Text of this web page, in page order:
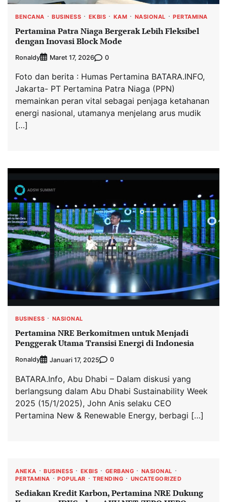
BENCANA BUSINESS EKBIS KAM NASIONAL PERTAMINA
Pertamina Patra Niaga Bergerak Lebih Fleksibel
dengan Inovasi Block Mode
Ronaldy Maret 17, 2026 0
Foto dan berita : Humas Pertamina BATARA.INFO,
Jakarta- PT Pertamina Patra Niaga (PPN)
memainkan peran vital sebagai penjaga ketahanan
energi nasional, utamanya menjelang arus mudik
[…]
BUSINESS NASIONAL
Pertamina NRE Berkomitmen untuk Menjadi
Penggerak Utama Transisi Energi di Indonesia
Ronaldy Januari 17, 2025 0
BATARA.Info, Abu Dhabi – Dalam diskusi yang
berlangsung dalam Abu Dhabi Sustainability Week
2025 (15/1/2025), John Anis selaku CEO
Pertamina New & Renewable Energy, berbagi […]
ANEKA BUSINESS EKBIS GERBANG
NASIONAL
PERTAMINA
POPULAR TRENDING UNCATEGORIZED
Sediakan Kredit Karbon, Pertamina NRE Dukung